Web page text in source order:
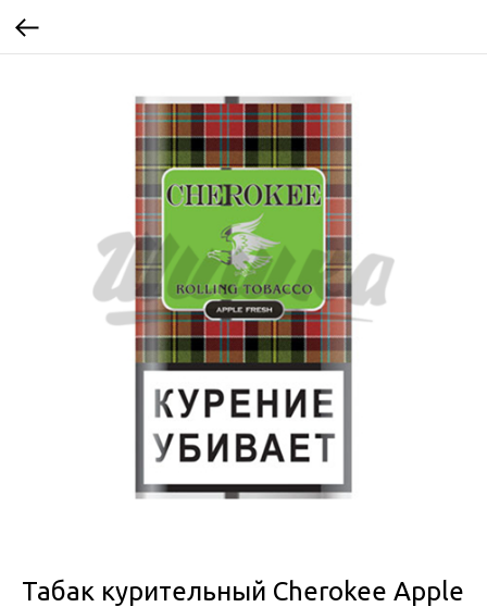
Табак курительный Cherokee Apple